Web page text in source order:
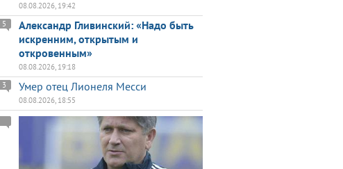
08.08.2026, 19:42
Александр Гливинский: «Надо быть
искренним, открытым и
откровенным»
5
08.08.2026, 19:18
Умер отец Лионеля Месси
3
08.08.2026, 18:55